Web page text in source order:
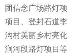
团信念广场路灯
项目、登封石道
沟村美丽乡村亮
涧河段路灯项目